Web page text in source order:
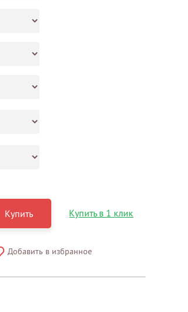
Купить Купить в 1 клик
Добавить в избранное